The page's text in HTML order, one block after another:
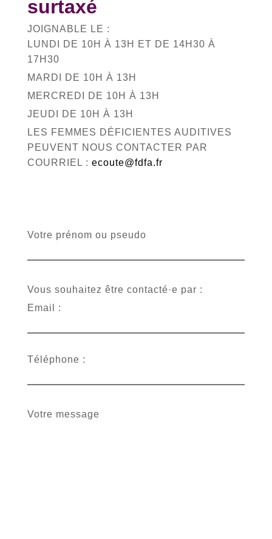
surtaxé
JOIGNABLE LE :
LUNDI DE 10H À 13H ET DE 14H30 À
17H30
MARDI DE 10H À 13H
MERCREDI DE 10H À 13H
JEUDI DE 10H À 13H
LES FEMMES DÉFICIENTES AUDITIVES
PEUVENT NOUS CONTACTER PAR
COURRIEL : ecoute@fdfa.fr
Votre prénom ou pseudo
Vous souhaitez être contacté·e par :
Email :
Téléphone :
Votre message